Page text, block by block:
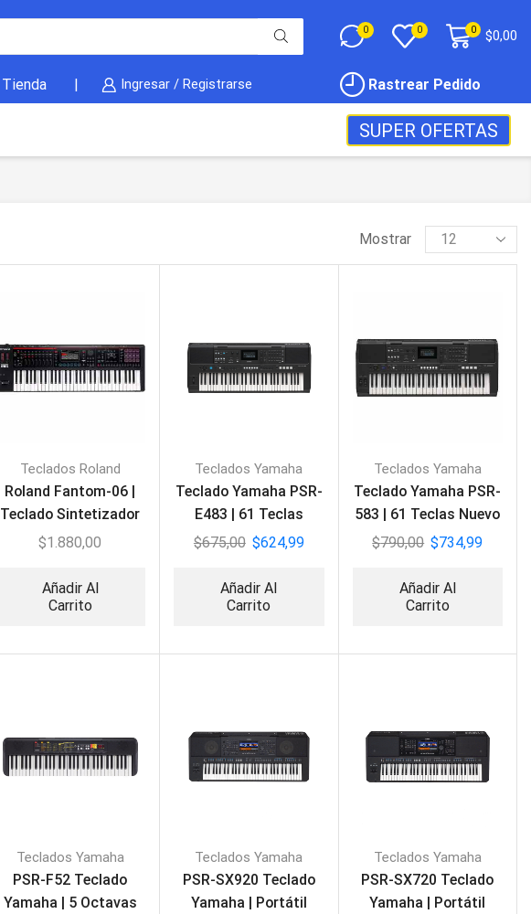
0 0 0 $0,00
Tienda Ingresar / Registrarse Rastrear Pedido
SUPER OFERTAS
Mostrar
Teclados Roland
Roland Fantom-06 |
Teclado Sintetizador
61 Teclas
$1.880,00
Añadir Al
Carrito
Teclados Yamaha
Teclado Yamaha PSR-
E483 | 61 Teclas
Nuevo Modelo
$675,00 $624,99
Añadir Al
Carrito
Teclados Yamaha
Teclado Yamaha PSR-
583 | 61 Teclas Nuevo
Modelo
$790,00 $734,99
Añadir Al
Carrito
Teclados Yamaha
PSR-F52 Teclado
Yamaha | 5 Octavas
Teclados Yamaha
PSR-SX920 Teclado
Yamaha | Portátil
Teclados Yamaha
PSR-SX720 Teclado
Yamaha | Portátil